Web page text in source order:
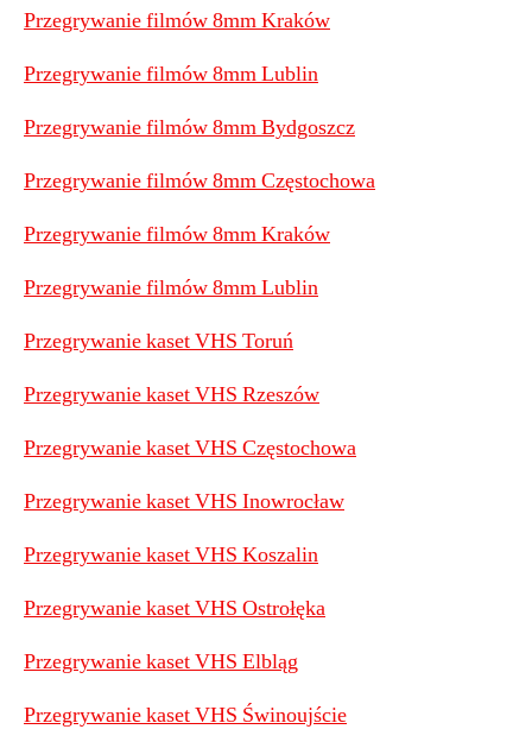
Przegrywanie filmów 8mm Kraków
Przegrywanie filmów 8mm Lublin
Przegrywanie filmów 8mm Bydgoszcz
Przegrywanie filmów 8mm Częstochowa
Przegrywanie filmów 8mm Kraków
Przegrywanie filmów 8mm Lublin
Przegrywanie kaset VHS Toruń
Przegrywanie kaset VHS Rzeszów
Przegrywanie kaset VHS Częstochowa
Przegrywanie kaset VHS Inowrocław
Przegrywanie kaset VHS Koszalin
Przegrywanie kaset VHS Ostrołęka
Przegrywanie kaset VHS Elbląg
Przegrywanie kaset VHS Świnoujście